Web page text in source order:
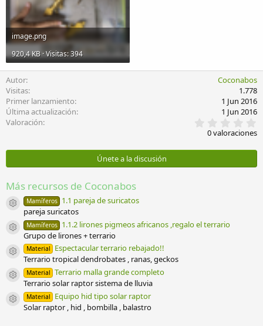
image.png
920,4 KB · Visitas: 394
Autor
Coconabos
Visitas
1.778
Primer lanzamiento
1 Jun 2016
Última actualización
1 Jun 2016
Valoración
,
0
s
0 valoraciones
Únete a la discusión
Más recursos de Coconabos
Icono del recurso
Mamíferos 1.1 pareja de suricatos
pareja suricatos
Icono del recurso
Mamíferos 1.1.2 lirones pigmeos africanos ,regalo el terrario
Grupo de lirones + terrario
Icono del recurso
Material
Espectacular terrario rebajado!!
Terrario tropical dendrobates , ranas, geckos
Icono del recurso
Material Terrario malla grande completo
Terrario solar raptor sistema de lluvia
Icono del recurso
Material
Equipo hid tipo solar raptor
Solar raptor , hid , bombilla , balastro